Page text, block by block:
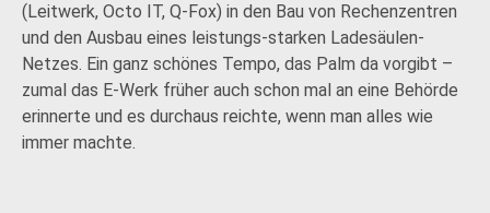
(Leitwerk, Octo IT, Q-Fox) in den Bau von Rechenzentren
und den Ausbau eines leistungs-starken Ladesäulen-
Netzes. Ein ganz schönes Tempo, das Palm da vorgibt –
zumal das E-Werk früher auch schon mal an eine Behörde
erinnerte und es durchaus reichte, wenn man alles wie
immer machte.